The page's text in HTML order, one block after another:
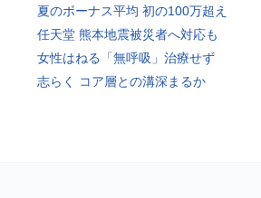
夏のボーナス平均 初の100万超え
任天堂 熊本地震被災者へ対応も
女性はねる「無呼吸」治療せず
志らく コア層との溝深まるか